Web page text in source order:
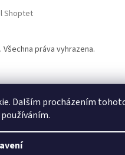
Dalším procházením
Shoptet
. Všechna práva vyhrazena.